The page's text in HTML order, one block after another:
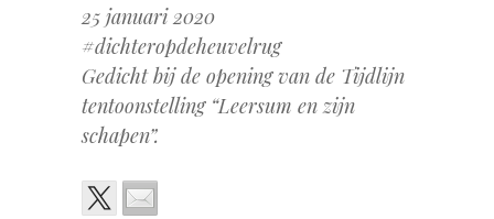
25 januari 2020
#dichteropdeheuvelrug
Gedicht bij de opening van de Tijdlijn
tentoonstelling “Leersum en zijn
schapen”.